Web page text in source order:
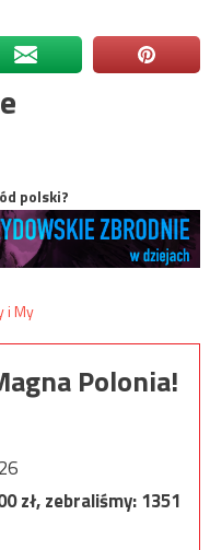
polski?
Polonia!
zł, zebraliśmy:1351